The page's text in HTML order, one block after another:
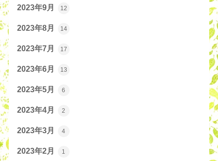
2023年9月 12
2023年8月 14
2023年7月 17
2023年6月 13
2023年5月 6
2023年4月 2
2023年3月 4
2023年2月 1